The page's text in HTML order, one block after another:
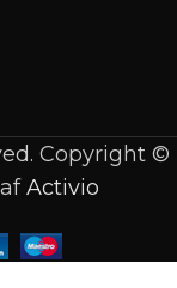
Copyright ©
Activio